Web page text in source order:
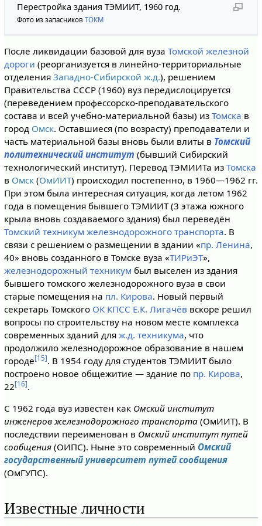
Перестройка здания ТЭМИИТ, 1960 год.
Фото из запасниковТОКМ
После ликвидации базовой для вуза Томской железной
дороги (реорганизуется в линейно-территориальные
отделения Западно-Сибирской ж.д.), решением
Правительства СССР (1960) вуз передислоцируется
(переведением профессорско-преподавательского
состава и всей учебно-материальной базы) из Томска в
город Омск. Оставшиеся (по возрасту) преподаватели и
часть материальной базы вновь были влиты в Томский
политехнический институт (бывший Сибирский
технологический институт). Перевод ТЭМИИТа из Томска
в Омск(ОмИИТ) происходил постепенно, в 1960—1962 гг.
При этом была интересная ситуация, когда летом 1962
года в помещения бывшего ТЭМИИТ (3 этажа южного
крыла вновь создаваемого здания) был переведён
Томский техникум железнодорожного транспорта. В
связи с решением о размещении в здании «пр. Ленина,
40» вновь созданного в Томске вуза «ТИРиЭТ»,
железнодорожный техникум был выселен из здания
бывшего томского железнодорожного вуза в свои
старые помещения на пл. Кирова. Новый первый
секретарь Томского ОК КПСС Е.К. Лигачёв вскоре решил
вопросы по строительству на новом месте комплекса
современных зданий для ж.д. техникума, что
продолжило железнодорожное образование в нашем
городе[15]. В 1954 году для студентов ТЭМИИТ было
построено новое общежитие — здание по пр. Кирова,
22[16].
С 1962 года вуз известен как Омский институт
инженеров железнодорожного транспорта(ОмИИТ). В
последствии переименован в Омский институт путей
сообщения(ОИПС). Ныне это современный Омский
государственный университет путей сообщения
(ОмГУПС).
Известные личности